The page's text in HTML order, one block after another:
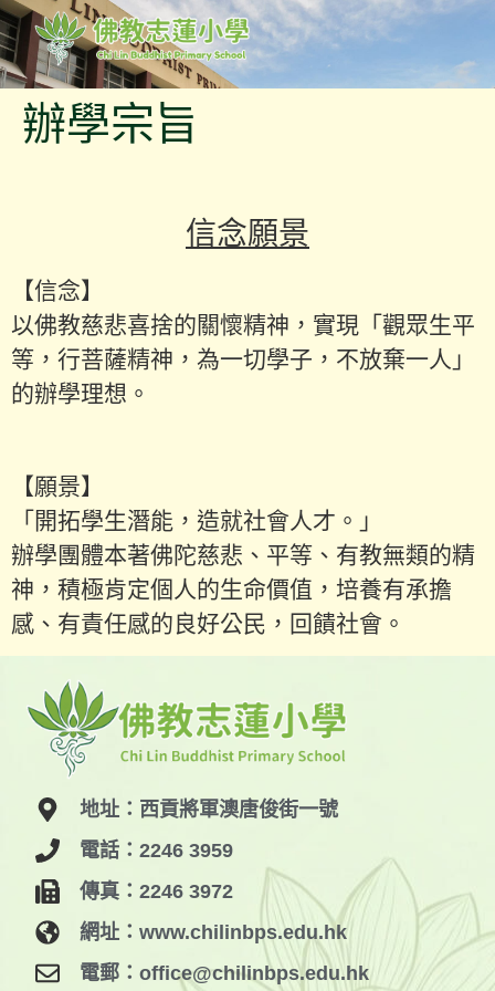
辦學宗旨
信念願景
【信念】
以佛教慈悲喜捨的關懷精神，實現「觀眾生平
等，行菩薩精神，為一切學子，不放棄一人」
的辦學理想。
【願景】
「開拓學生潛能，造就社會人才。」
辦學團體本著佛陀慈悲、平等、有教無類的精
神，積極肯定個人的生命價值，培養有承擔
感、有責任感的良好公民，回饋社會。
地址：西貢將軍澳唐俊街一號
電話：2246 3959
傳真：2246 3972
網址：www.chilinbps.edu.hk
電郵：office@chilinbps.edu.hk